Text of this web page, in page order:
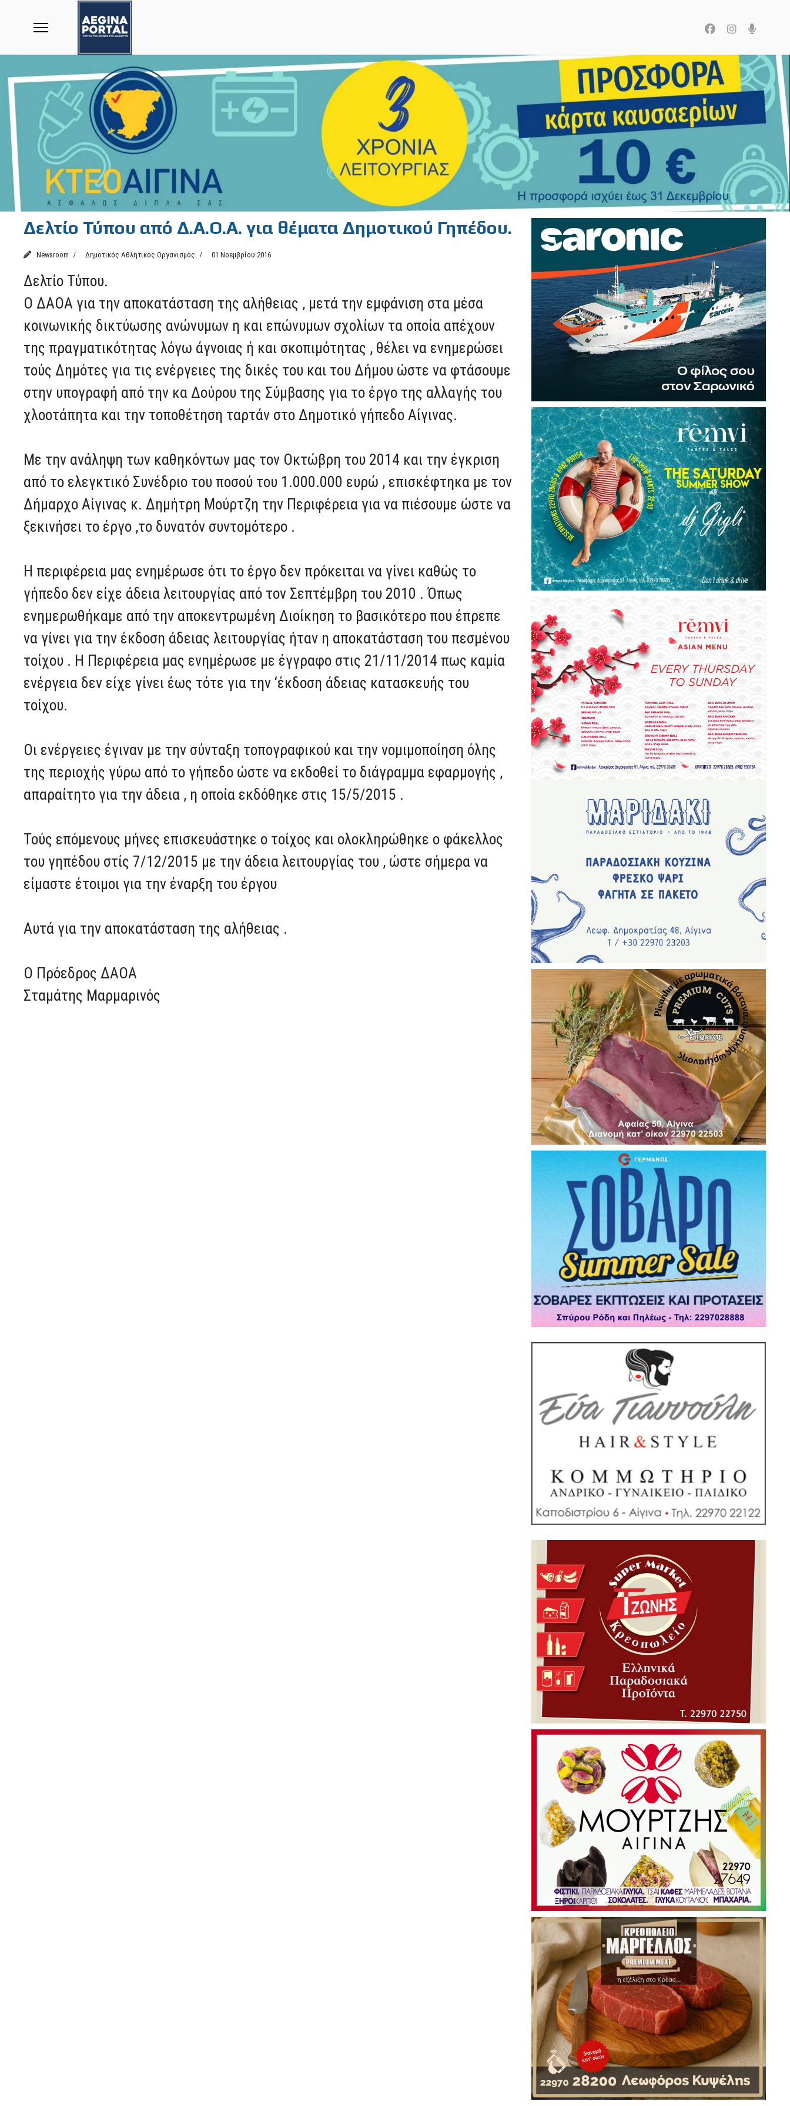
Δελτίο Τύπου από Δ.Α.Ο.Α. για θέματα Δημοτικού Γηπέδου.
Newsroom Δημοτικός Αθλητικός Οργανισμός 01 Νοεμβρίου 2016
Δελτίο Τύπου.
Ο ΔΑΟΑ για την αποκατάσταση της αλήθειας , μετά την εμφάνιση στα μέσα
κοινωνικής δικτύωσης ανώνυμων η και επώνυμων σχολίων τα οποία απέχουν
της πραγματικότητας λόγω άγνοιας ή και σκοπιμότητας , θέλει να ενημερώσει
τούς Δημότες για τις ενέργειες της δικές του και του Δήμου ώστε να φτάσουμε
στην υπογραφή από την κα Δούρου της Σύμβασης για το έργο της αλλαγής του
χλοοτάπητα και την τοποθέτηση ταρτάν στο Δημοτικό γήπεδο Αίγινας.
Με την ανάληψη των καθηκόντων μας τον Οκτώβρη του 2014 και την έγκριση
από το ελεγκτικό Συνέδριο του ποσού του 1.000.000 ευρώ , επισκέφτηκα με τον
Δήμαρχο Αίγινας κ. Δημήτρη Μούρτζη την Περιφέρεια για να πιέσουμε ώστε να
ξεκινήσει το έργο ,το δυνατόν συντομότερο .
Η περιφέρεια μας ενημέρωσε ότι το έργο δεν πρόκειται να γίνει καθώς το
γήπεδο δεν είχε άδεια λειτουργίας από τον Σεπτέμβρη του 2010 . Όπως
ενημερωθήκαμε από την αποκεντρωμένη Διοίκηση το βασικότερο που έπρεπε
να γίνει για την έκδοση άδειας λειτουργίας ήταν η αποκατάσταση του πεσμένου
τοίχου . Η Περιφέρεια μας ενημέρωσε με έγγραφο στις 21/11/2014 πως καμία
ενέργεια δεν είχε γίνει έως τότε για την ‘έκδοση άδειας κατασκευής του
τοίχου.
Οι ενέργειες έγιναν με την σύνταξη τοπογραφικού και την νομιμοποίηση όλης
της περιοχής γύρω από το γήπεδο ώστε να εκδοθεί το διάγραμμα εφαρμογής ,
απαραίτητο για την άδεια , η οποία εκδόθηκε στις 15/5/2015 .
Τούς επόμενους μήνες επισκευάστηκε ο τοίχος και ολοκληρώθηκε ο φάκελλος
του γηπέδου στίς 7/12/2015 με την άδεια λειτουργίας του , ώστε σήμερα να
είμαστε έτοιμοι για την έναρξη του έργου
Αυτά για την αποκατάσταση της αλήθειας .
Ο Πρόεδρος ΔΑΟΑ
Σταμάτης Μαρμαρινός